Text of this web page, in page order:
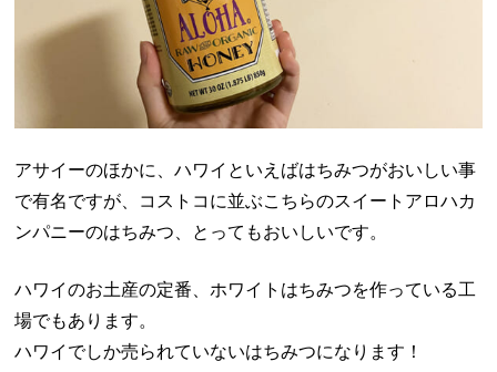
アサイーのほかに、ハワイといえばはちみつがおいしい事
で有名ですが、コストコに並ぶこちらのスイートアロハカ
ンパニーのはちみつ、とってもおいしいです。
ハワイのお土産の定番、ホワイトはちみつを作っている工
場でもあります。
ハワイでしか売られていないはちみつになります！